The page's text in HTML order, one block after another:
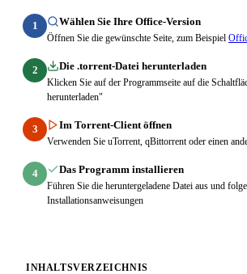
1 Wählen Sie Ihre Office-Version
Öffnen Sie die gewünschte Seite, zum Beispiel
2 Die .torrent-Datei herunterladen
Klicken Sie auf der Programmseite auf die
herunterladen"
3 Im Torrent-Client öffnen
Verwenden Sie uTorrent, qBittorrent oder einen
4 Das Programm installieren
Führen Sie die heruntergeladene Datei aus und
Installationsanweisungen
INHALTSVERZEICHNIS